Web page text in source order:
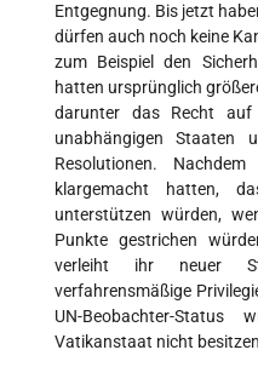
Entgegnung. Bis jetzt
dürfen auch noch keine
zum Beispiel den
hatten ursprünglich
darunter das Recht
unabhängigen Staaten
Resolutionen.
klargemacht hatten,
unterstützen würden,
Punkte gestrichen
verleiht ihr neuer
verfahrensmäßige
UN-Beobachter-
Vatikanstaat nicht